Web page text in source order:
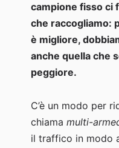
campione fisso ci
che raccogliamo:
è migliore,
anche quella che
peggiore.
C’è un modo per
chiamamulti-
il traffico in modo